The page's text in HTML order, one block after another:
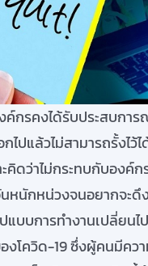
ค์กรคงได้รับประสบกา
ไปแล้วไม่สามารถรั้งไว้
ะคิดว่าไม่กระทบกับองค์
หนักหน่วงจนอยากจะ
แบบการทำงานเปลี่ยนไ
งโควิด-19 ซึ่งผู้คนมีคว